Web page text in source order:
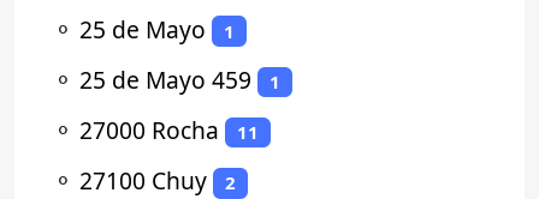
⚬ 25 de Mayo 1
⚬ 25 de Mayo 459 1
⚬ 27000 Rocha 11
⚬ 27100 Chuy 2